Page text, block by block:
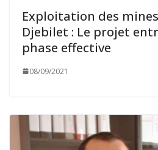
Exploitation des
Djebilet : Le projet
phase effective
08/09/2021